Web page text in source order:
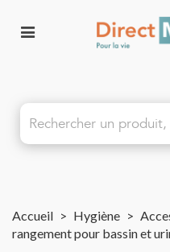
Accueil > Hygiène >
rangement pour bassin et